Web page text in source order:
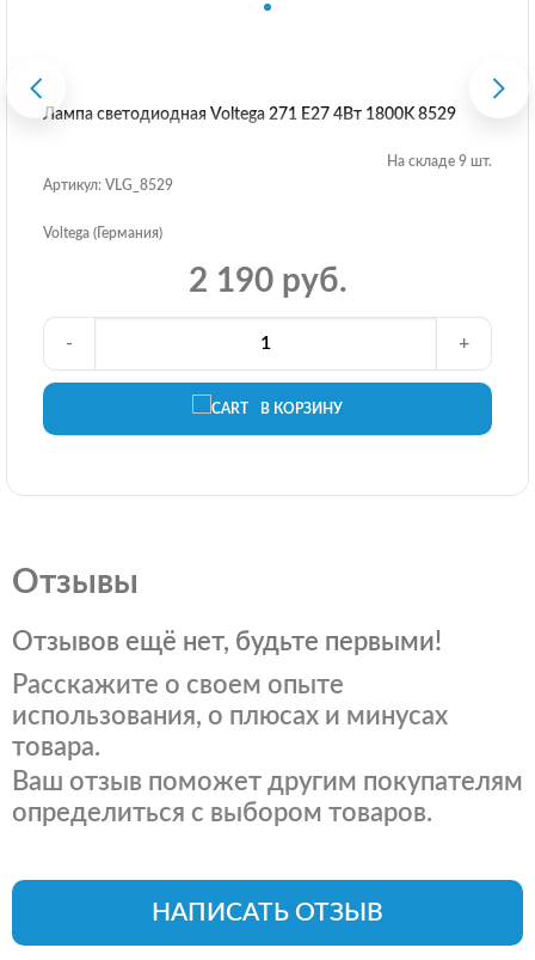
Лампа светодиодная Voltega 271 E27 4Вт 1800K 8529
На складе 9 шт.
Артикул: VLG_8529
Voltega (Германия)
2 190 руб.
В КОРЗИНУ
- +
Отзывы
Отзывов ещё нет, будьте первыми!
Расскажите о своем опыте
использования, о плюсах и минусах
товара.
Ваш отзыв поможет другим покупателям
определиться с выбором товаров.
НАПИСАТЬ ОТЗЫВ